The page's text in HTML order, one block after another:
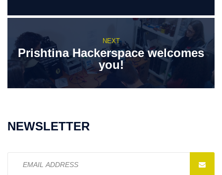
NEXT
Prishtina Hackerspace welcomes
you!
NEWSLETTER
address: